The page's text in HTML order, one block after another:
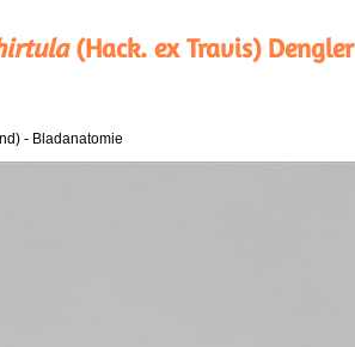
(Hack. ex Travis) Dengler
- Bladanatomie